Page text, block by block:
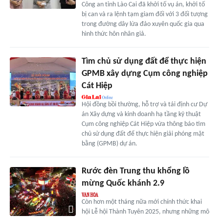
Công an tỉnh Lào Cai đã khởi tố vụ án, khởi tố
bị can và ra lệnh tạm giam đối với 3 đối tượng
trong đường dây lừa đảo xuyên quốc gia qua
hình thức hôn nhân giả.
Tìm chủ sử dụng đất để thực hiện
GPMB xây dựng Cụm công nghiệp
Cát Hiệp
Hội đồng bồi thường, hỗ trợ và tái định cư Dự
án Xây dựng và kinh doanh hạ tầng kỹ thuật
Cụm công nghiệp Cát Hiệp vừa thông báo tìm
chủ sử dụng đất để thực hiện giải phóng mặt
bằng (GPMB) dự án.
Rước đèn Trung thu khổng lồ
mừng Quốc khánh 2.9
Còn hơn một tháng nữa mới chính thức khai
hội Lễ hội Thành Tuyên 2025, nhưng những mô